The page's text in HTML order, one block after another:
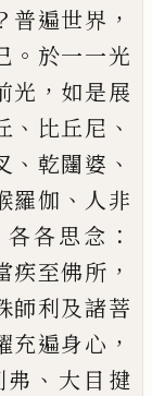
普遍世界 ，
。 於一一光
光 ， 如是展
、 比丘尼 、
、 乾闥婆 、
羅伽 、 人非
各各思念 ：
疾至佛所 ，
師利及諸菩
充遍身心 ，
弗 、 大目揵